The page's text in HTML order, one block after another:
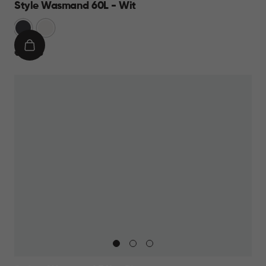
Style Wasmand 60L - Wit
Grijs
€
€ 27,95
IN